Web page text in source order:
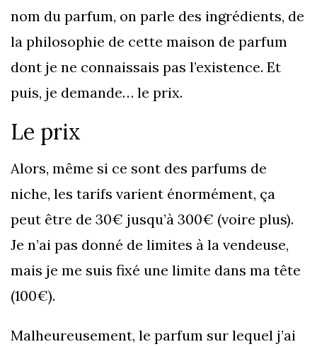
nom du parfum, on parle des ingrédients, de
la philosophie de cette maison de parfum
dont je ne connaissais pas l’existence. Et
puis, je demande… le prix.
Le prix
Alors, même si ce sont des parfums de
niche, les tarifs varient énormément, ça
peut être de 30€ jusqu’à 300€ (voire plus).
Je n’ai pas donné de limites à la vendeuse,
mais je me suis fixé une limite dans ma tête
(100€).
Malheureusement, le parfum sur lequel j’ai